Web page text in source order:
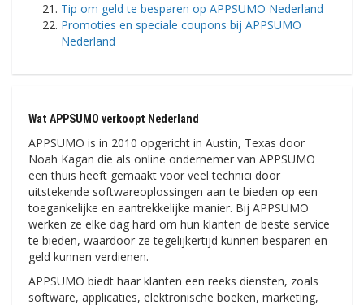
Tip om geld te besparen op APPSUMO Nederland
Promoties en speciale coupons bij APPSUMO
Nederland
Wat APPSUMO verkoopt Nederland
APPSUMO is in 2010 opgericht in Austin, Texas door
Noah Kagan die als online ondernemer van APPSUMO
een thuis heeft gemaakt voor veel technici door
uitstekende softwareoplossingen aan te bieden op een
toegankelijke en aantrekkelijke manier. Bij APPSUMO
werken ze elke dag hard om hun klanten de beste service
te bieden, waardoor ze tegelijkertijd kunnen besparen en
geld kunnen verdienen.
APPSUMO biedt haar klanten een reeks diensten, zoals
software, applicaties, elektronische boeken, marketing,